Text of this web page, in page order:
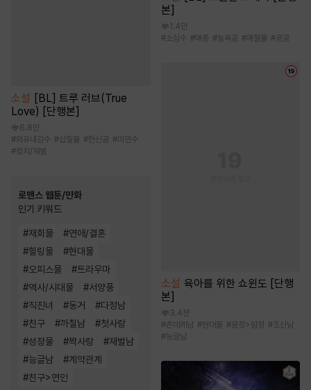
소설
[BL] 트루 러브(True
Love) [단행본]
6.8만
#외유내강수 #삽질물 #헌신공 #미인수
#정치/재벌
로맨스 웹툰/만화
인기 키워드
#재회물 #연애/결혼
#힐링물 #현대물
#오피스물 #트라우마
#역사/시대물 #서양풍
#직진녀 #동거 #다정남
#친구 #까칠남 #첫사랑
#성장물 #짝사랑 #재벌남
#능글남 #계약관계
#친구>연인
본]
1.4만
#소심수 #애증 #능욕공 #애절물 #광공
소설 육아를 위한 쇼윈도 [단행
본]
3.4천
#츤데레남 #현대물 #몸정>맘정 #조신남
#능글남